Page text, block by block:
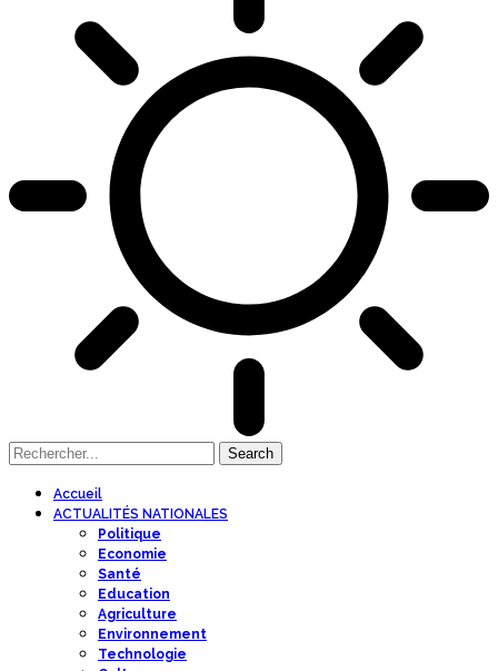
Accueil
ACTUALITÉS NATIONALES
Politique
Economie
Santé
Education
Agriculture
Environnement
Technologie